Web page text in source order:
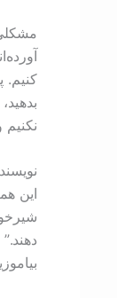
کنیم.
این